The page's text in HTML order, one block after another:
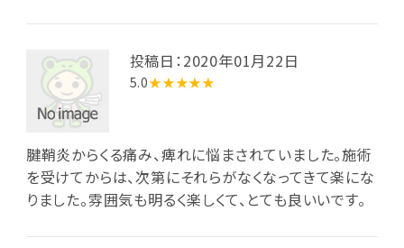
投稿日：2020年01月22日
5.0★★★★★
腱鞘炎からくる痛み、痺れに悩まされていました。施術
を受けてからは、次第にそれらがなくなってきて楽にな
りました。雰囲気も明るく楽しくて、とても良いいです。